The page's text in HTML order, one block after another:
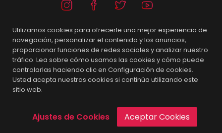
Contáctanos
Blvd. Adolfo López Mateos 1431, Mexicali B.C.
contacto@mc1.com.mx
Utilizamos cookies para ofrecerle una mejor experiencia de
navegación, personalizar el contenido y los anuncios,
proporcionar funciones de redes sociales y analizar nuestro
tráfico. Lea sobre cómo usamos las cookies y cómo puede
controlarlas haciendo clic en Configuración de cookies.
Usted acepta nuestras cookies si continúa utilizando este
sitio web.
Ajustes de Cookies Aceptar Cookies